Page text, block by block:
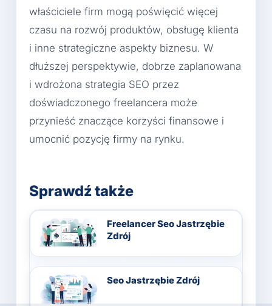
właściciele firm mogą poświęcić więcej
czasu na rozwój produktów, obsługę klienta
i inne strategiczne aspekty biznesu. W
dłuższej perspektywie, dobrze zaplanowana
i wdrożona strategia SEO przez
doświadczonego freelancera może
przynieść znaczące korzyści finansowe i
umocnić pozycję firmy na rynku.
Sprawdź także
Freelancer Seo Jastrzębie
Zdrój
Seo Jastrzębie Zdrój